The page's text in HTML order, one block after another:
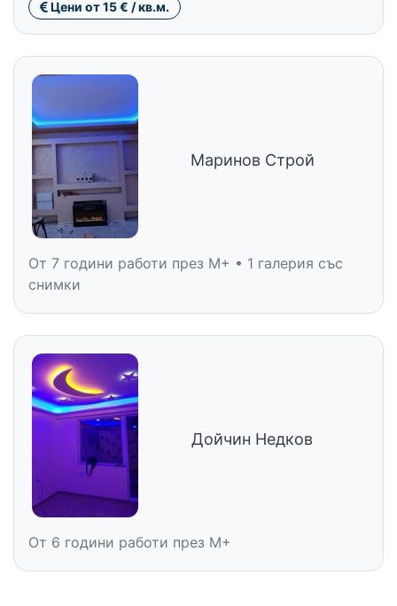
Цени от 15 € / кв.м.
Маринов Строй
От 7 години работи през M+ • 1 галерия със
снимки
Дойчин Недков
От 6 години работи през M+